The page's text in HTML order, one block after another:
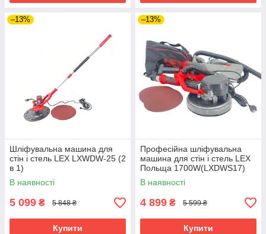
–13%
Шліфувальна машина для
стін і стель LEX LXWDW-25 (2
в 1)
В наявності
5 099 ₴ 5 848 ₴
Купити
–13%
Професійна шліфувальна
машина для стін і стель LEX
Польща 1700W(LXDWS17)
В наявності
4 899 ₴ 5 599 ₴
Купити